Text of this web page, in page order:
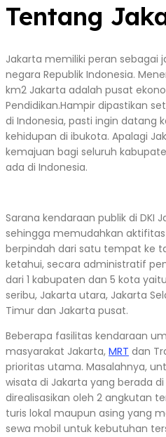
Tentang
Jakarta memiliki peran sebagai
negara Republik Indonesia.
km2 Jakarta adalah pusat
Pendidikan.Hampir dipastikan
di Indonesia, pasti ingin datang
kehidupan di ibukota. Apalagi
kemajuan bagi seluruh
ada di Indonesia.
Sarana kendaraan publik di DKI
sehingga memudahkan
berpindah dari satu tempat ke
ketahui, secara administratif
dari 1 kabupaten dan 5 kota
seribu, Jakarta utara, Jakarta
Timur dan Jakarta pusat.
Beberapa fasilitas kendaraan
masyarakat Jakarta, MRT dan
prioritas utama. Masalahnya,
wisata di Jakarta yang berada
direalisasikan oleh 2 angkutan
turis lokal maupun asing yang
sewa mobil untuk kebutuhan